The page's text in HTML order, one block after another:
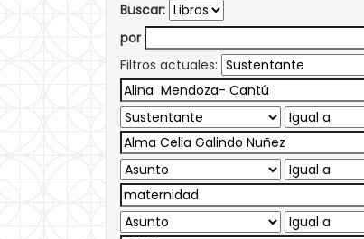
Buscar:
por
Filtros actuales: